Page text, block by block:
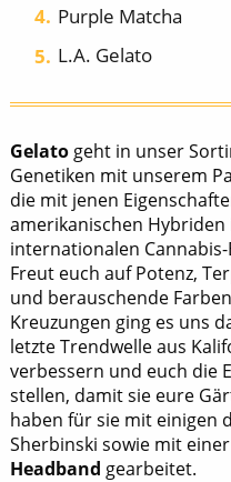
Purple Matcha
L.A. Gelato
Gelatogeht in unser
Genetiken mit unserem
die mit jenen
amerikanischen
internationalen
Freut euch auf Potenz,
und berauschende
Kreuzungen ging es uns
letzte Trendwelle aus
verbessern und euch die
stellen, damit sie eure
haben für sie mit einigen
Sherbinski sowie mit einer
Headband gearbeitet.